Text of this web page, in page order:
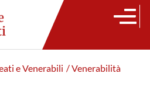
e Venerabili / Venerabilità